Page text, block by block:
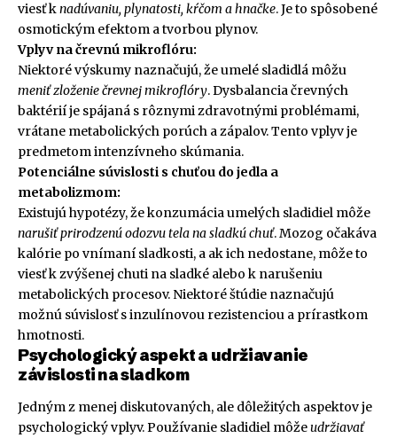
viesť knadúvaniu, plynatosti, kŕčom a hnačke. Je to spôsobené
osmotickým efektom a tvorbou plynov.
Vplyv na črevnú mikroflóru:
Niektoré výskumy naznačujú, že umelé sladidlá môžu
meniť zloženie črevnej mikroflóry. Dysbalancia črevných
baktérií je spájaná s rôznymi zdravotnými problémami,
vrátane metabolických porúch a zápalov. Tento vplyv je
predmetom intenzívneho skúmania.
Potenciálne súvislosti s chuťou do jedla a
metabolizmom:
Existujú hypotézy, že konzumácia umelých sladidiel môže
narušiť prirodzenú odozvu tela na sladkú chuť. Mozog očakáva
kalórie po vnímaní sladkosti, a ak ich nedostane, môže to
viesť k zvýšenej chuti na sladké alebo k narušeniu
metabolických procesov. Niektoré štúdie naznačujú
možnú súvislosť s inzulínovou rezistenciou a prírastkom
hmotnosti.
Psychologický aspekt a udržiavanie
závislosti na sladkom
Jedným z menej diskutovaných, ale dôležitých aspektov je
psychologický vplyv. Používanie sladidiel môžeudržiavať